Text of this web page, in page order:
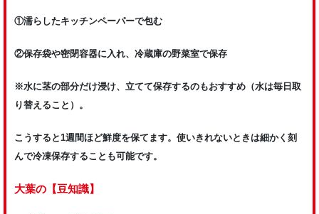
①濡らしたキッチンペーパーで包む
②保存袋や密閉容器に入れ、冷蔵庫の野菜室で保存
※水に茎の部分だけ浸け、立てて保存するのもおすすめ（水は毎日取
り替えること）。
こうすると1週間ほど鮮度を保てます。使いきれないときは細かく刻
んで冷凍保存することも可能です。
大葉の【豆知識】